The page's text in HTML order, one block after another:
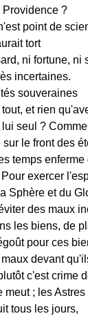
Providence ?
point de
tort
ni fortune, ni
incertaines.
souveraines
et rien
seul ?
le front des
temps
exercer
Sphère et du
des maux
les biens, de
pour ces
devant
c'est crime
meut ; les
tous les jours,